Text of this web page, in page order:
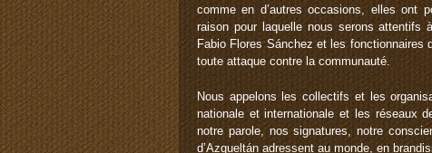
comme en d’autres occasions, elles ont
raison pour laquelle nous serons
Fabio Flores Sánchez et les fonctionnaires
toute attaque contre la communauté.
Nous appelons les collectifs et les
nationale et internationale et les réseaux
notre parole, nos signatures, notre
d’Azqueltán adressent au monde, en